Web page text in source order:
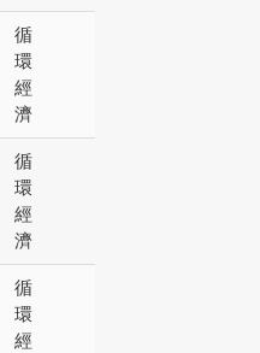
循
環
經
濟
循
環
經
濟
循
環
經